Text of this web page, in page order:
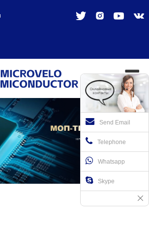
Send Email
Telephone
Whatsapp
Skype